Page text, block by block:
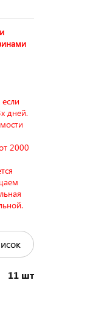
дней.
2000
11 шт